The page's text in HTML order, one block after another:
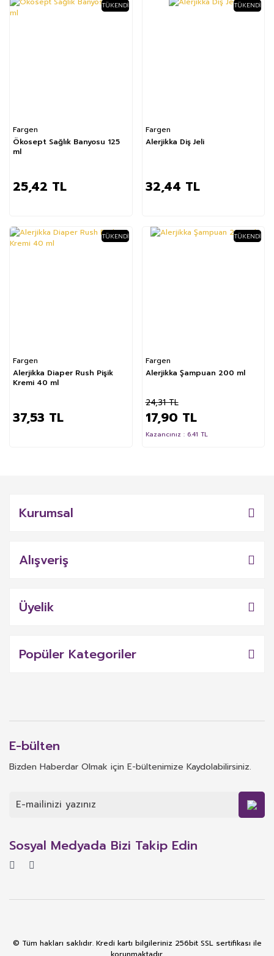
TÜKENDI
Fargen
Ökosept Sağlık Banyosu 125
ml
25,42 TL
TÜKENDI
Fargen
Alerjikka Diş Jeli
32,44 TL
TÜKENDI
Fargen
Alerjikka Diaper Rush Pişik
Kremi 40 ml
37,53 TL
%26 TÜKENDI
Fargen
Alerjikka Şampuan 200 ml
17,90 TL
24,31 TL
Kazancınız : 6.41 TL
Kurumsal
Alışveriş
Üyelik
Popüler Kategoriler
E-bülten
Bizden Haberdar Olmak için E-bültenimize Kaydolabilirsiniz.
Sosyal Medyada Bizi Takip Edin
© Tüm hakları saklıdır. Kredi kartı bilgileriniz 256bit SSL sertifikası ile